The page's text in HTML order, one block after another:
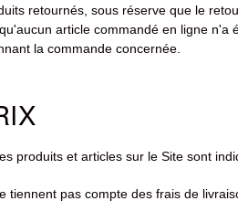
retournés, sous réserve que le
article commandé en ligne n'a
la commande concernée.
produits et articles sur le Site sont
tiennent pas compte des frais de